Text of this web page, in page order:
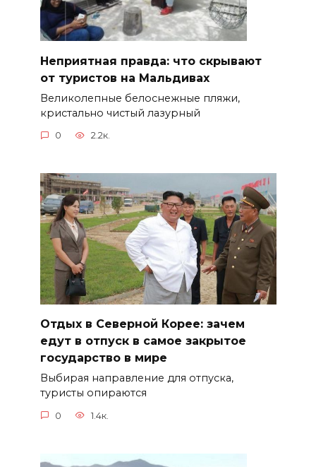
Неприятная правда: что скрывают
от туристов на Мальдивах
Великолепные белоснежные пляжи,
кристально чистый лазурный
0 2.2к.
Отдых в Северной Корее: зачем
едут в отпуск в самое закрытое
государство в мире
Выбирая направление для отпуска,
туристы опираются
0 1.4к.